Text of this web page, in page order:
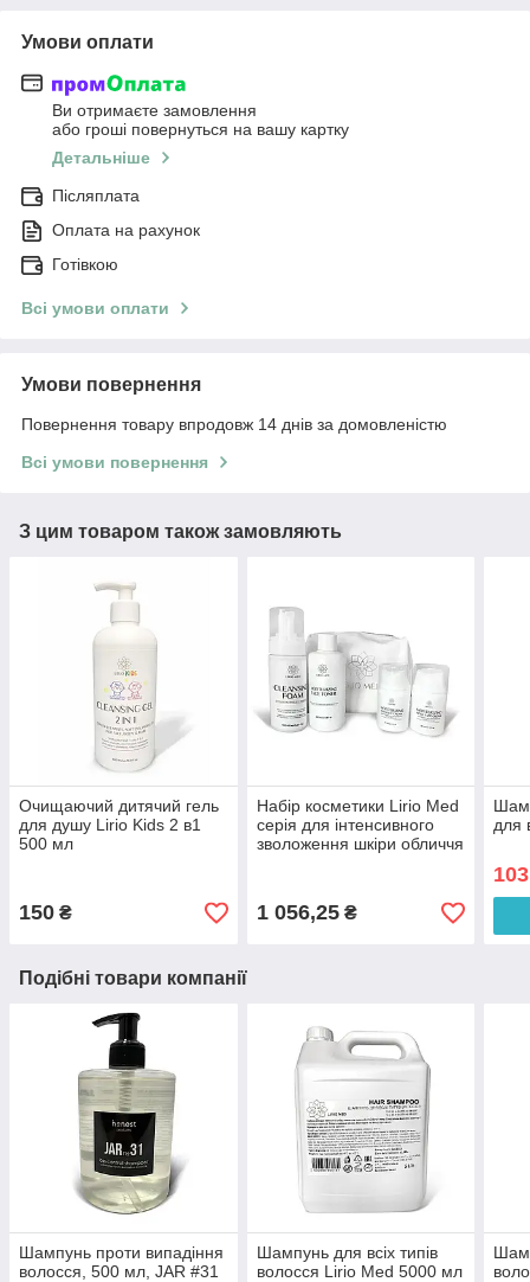
Умови оплати
Ви отримаєте замовлення
або гроші повернуться на вашу картку
Детальніше
Післяплата
Оплата на рахунок
Готівкою
Всі умови оплати
Умови повернення
Повернення товару впродовж 14 днів за домовленістю
Всі умови повернення
З цим товаром також замовляють
Очищаючий дитячий гель
для душу Lirio Kids 2 в1
500 мл
150 ₴
Набір косметики Lirio Med
серія для інтенсивного
зволоження шкіри обличчя
1 056,25₴
для
Подібні товари компанії
Шампунь проти випадіння
волосся, 500 мл, JAR #31
Шампунь для всіх типів
волосся Lirio Med 5000 мл